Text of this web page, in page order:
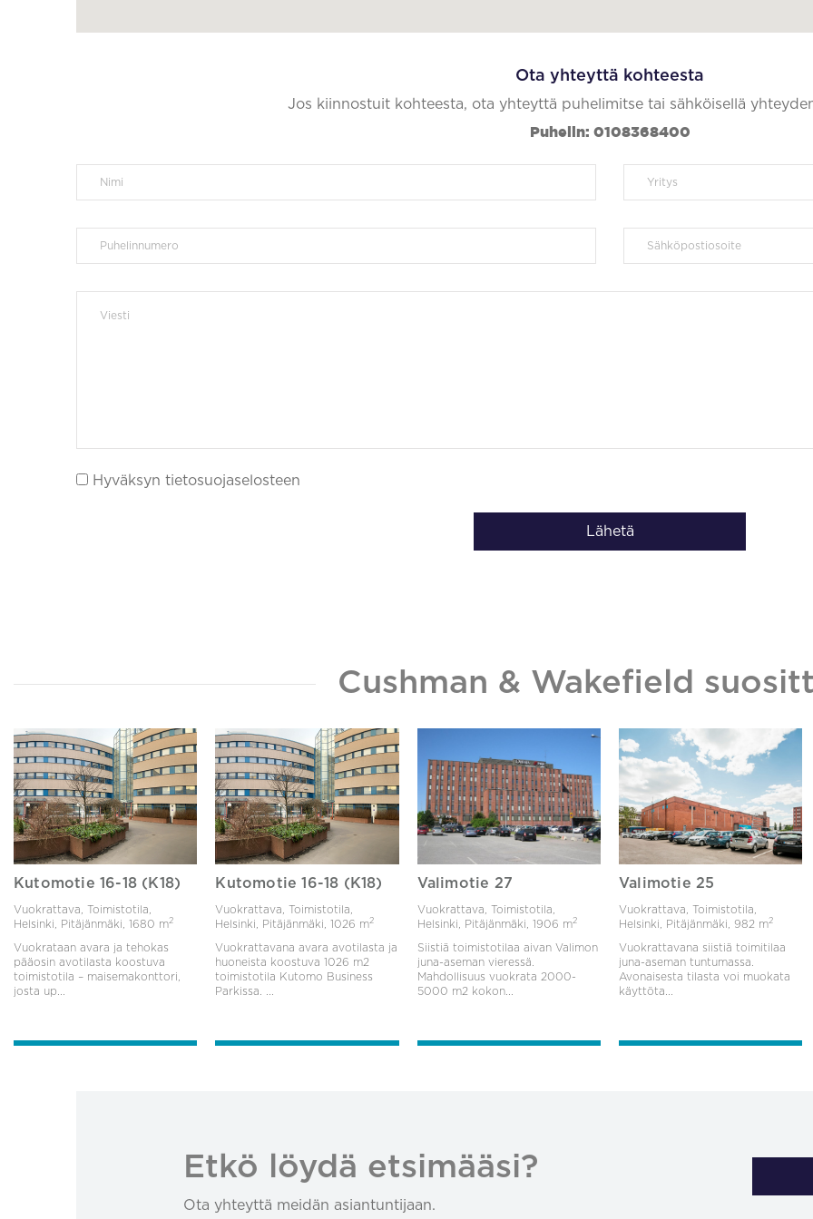
Ota yhteyttä kohteesta
Jos kiinnostuit kohteesta, ota yhteyttä puhelimitse tai sähköisellä
Puhelin: 0108368400
Hyväksyn tietosuojaselosteen
Lähetä
Cushman & Wakefield
Kutomotie 16-18 (K18)
Vuokrattava, Toimistotila,
Helsinki, Pitäjänmäki, 1680 m2
Vuokrataan avara ja tehokas
pääosin avotilasta koostuva
toimistotila – maisemakonttori,
josta up...
Kutomotie 16-18 (K18)
Vuokrattava, Toimistotila,
Helsinki, Pitäjänmäki,1026 m2
Vuokrattavana avara avotilasta ja
huoneista koostuva 1026 m2
toimistotila Kutomo Business
Parkissa. ...
Valimotie 27
Vuokrattava, Toimistotila,
Helsinki, Pitäjänmäki, 1906 m2
Siistiä toimistotilaa aivan Valimon
juna-aseman vieressä.
Mahdollisuus vuokrata 2000-
5000 m2 kokon...
Valimotie 25
Vuokrattava, Toimistotila,
Helsinki, Pitäjänmäki, 982 m2
Vuokrattavana siistiä toimitilaa
juna-aseman tuntumassa.
Avonaisesta tilasta voi muokata
käyttöta...
Etkö löydä etsimääsi?
Ota yhteyttä meidän asiantuntijaan.